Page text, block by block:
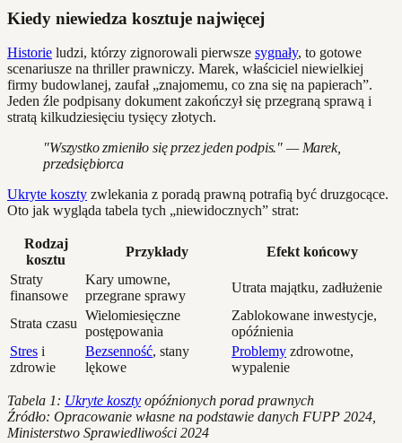
Kiedy niewiedza kosztuje najwięcej
Historie ludzi, którzy zignorowali pierwsze sygnały, to gotowe
scenariusze na thriller prawniczy. Marek, właściciel niewielkiej
firmy budowlanej, zaufał „znajomemu, co zna się na papierach”.
Jeden źle podpisany dokument zakończył się przegraną sprawą i
stratą kilkudziesięciu tysięcy złotych.
"Wszystko zmieniło się przez jeden podpis." — Marek,
przedsiębiorca
Ukryte koszty zwlekania z poradą prawną potrafią być druzgocące.
Oto jak wygląda tabela tych „niewidocznych” strat:
Rodzaj
kosztu
Przykłady
Efekt końcowy
Straty
finansowe
Kary umowne,
przegrane sprawy
Utrata majątku, zadłużenie
Strata czasu
Wielomiesięczne
postępowania
Zablokowane inwestycje,
opóźnienia
Stres i
zdrowie
Bezsenność, stany
lękowe
Problemy zdrowotne,
wypalenie
Tabela 1: Ukryte koszty opóźnionych porad prawnych
Źródło: Opracowanie własne na podstawie danych FUPP 2024,
Ministerstwo Sprawiedliwości 2024